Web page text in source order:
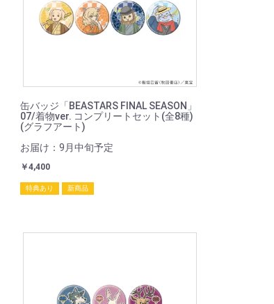
缶バッジ「BEASTARS FINAL SEASON」
07/着物ver. コンプリートセット(全8種)
(グラフアート)
お届け：9月中旬予定
￥4,400
特典あり 新商品